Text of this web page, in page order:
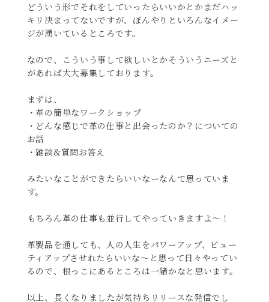
どういう形でそれをしていったらいいかとかまだハッ
キリ決まってないですが、ぼんやりといろんなイメー
ジが湧いているところです。
なので、こういう事して欲しいとかそういうニーズと
があれば大大募集しております。
まずは、
・革の簡単なワークショップ
・どんな感じで革の仕事と出会ったのか？についての
お話
・雑談&質問お答え
みたいなことができたらいいなーなんて思っていま
す。
もちろん革の仕事も並行してやっていきますよ〜！
革製品を通しても、人の人生をパワーアップ、ビュー
ティアップさせれたらいいな〜と思って日々やってい
るので、根っこにあるところは一緒かなと思います。
以上、長くなりましたが気持ちリリースな発信でし